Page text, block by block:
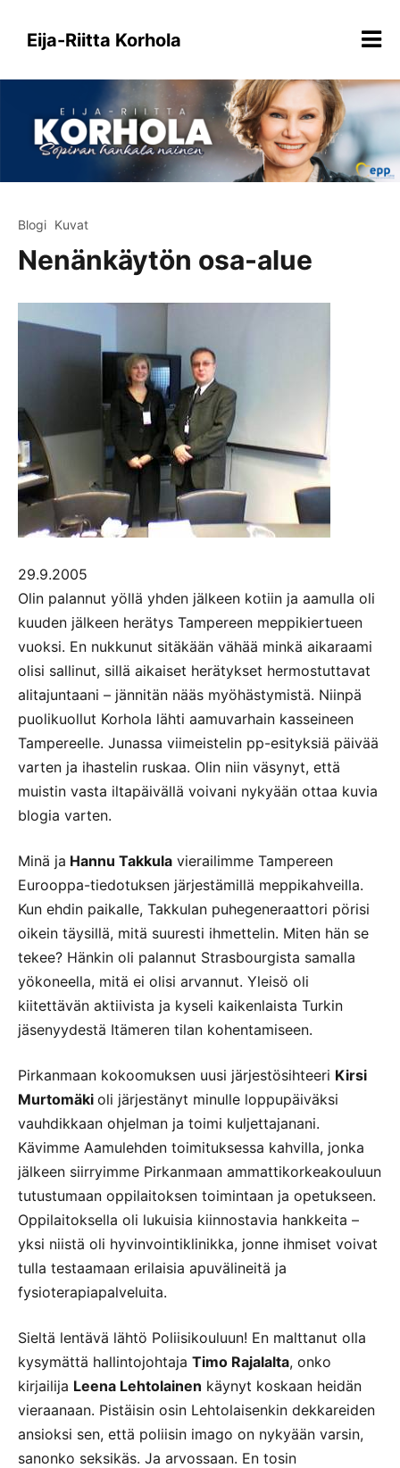
sisältöönEija-Riitta Korhola
Blogi Kuvat
Nenänkäytön osa-alue
29.9.2005
Olin palannut yöllä yhden jälkeen kotiin ja aamulla oli
kuuden jälkeen herätys Tampereen meppikiertueen
vuoksi. En nukkunut sitäkään vähää minkä aikaraami
olisi sallinut, sillä aikaiset herätykset hermostuttavat
alitajuntaani – jännitän nääs myöhästymistä. Niinpä
puolikuollut Korhola lähti aamuvarhain kasseineen
Tampereelle. Junassa viimeistelin pp-esityksiä päivää
varten ja ihastelin ruskaa. Olin niin väsynyt, että
muistin vasta iltapäivällä voivani nykyään ottaa kuvia
blogia varten.
Minä ja Hannu Takkula vierailimme Tampereen
Eurooppa-tiedotuksen järjestämillä meppikahveilla.
Kun ehdin paikalle, Takkulan puhegeneraattori pörisi
oikein täysillä, mitä suuresti ihmettelin. Miten hän se
tekee? Hänkin oli palannut Strasbourgista samalla
yökoneella, mitä ei olisi arvannut. Yleisö oli
kiitettävän aktiivista ja kyseli kaikenlaista Turkin
jäsenyydestä Itämeren tilan kohentamiseen.
Pirkanmaan kokoomuksen uusi järjestösihteeri Kirsi
Murtomäki oli järjestänyt minulle loppupäiväksi
vauhdikkaan ohjelman ja toimi kuljettajanani.
Kävimme Aamulehden toimituksessa kahvilla, jonka
jälkeen siirryimme Pirkanmaan ammattikorkeakouluun
tutustumaan oppilaitoksen toimintaan ja opetukseen.
Oppilaitoksella oli lukuisia kiinnostavia hankkeita –
yksi niistä oli hyvinvointiklinikka, jonne ihmiset voivat
tulla testaamaan erilaisia apuvälineitä ja
fysioterapiapalveluita.
Sieltä lentävä lähtö Poliisikouluun! En malttanut olla
kysymättä hallintojohtaja Timo Rajalalta, onko
kirjailija Leena Lehtolainen käynyt koskaan heidän
vieraanaan. Pistäisin osin Lehtolaisenkin dekkareiden
ansioksi sen, että poliisin imago on nykyään varsin,
sanonko seksikäs. Ja arvossaan. En tosin